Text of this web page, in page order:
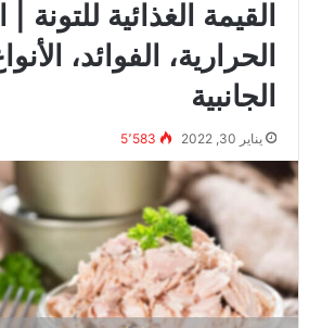
القيمة الغذائية
الحرارية، الفوائد،
الجانبية
يناير 30, 2022 5٬583